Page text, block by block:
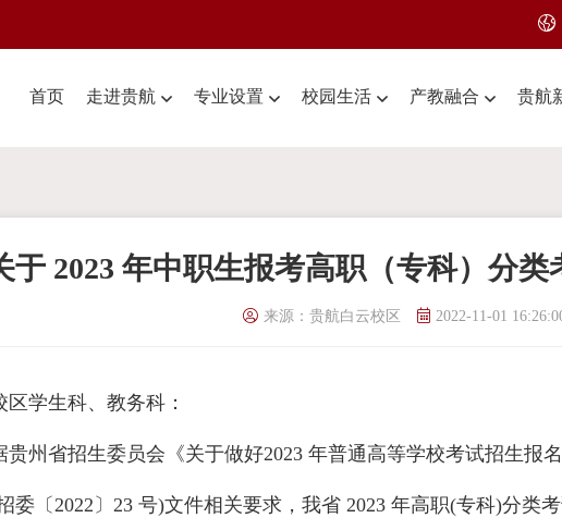
首页 走进贵航 专业设置 校园生活 产教融合 贵航
于 2023 年中职生报考高职（专科）分
来源：贵航白云校区 2022-11-01
区学生科、教务科：
贵州省招生委员会《关于做好2023 年普通高等学校考试招生报名
委〔2022〕23 号)文件相关要求，我省 2023 年高职(专科)分类